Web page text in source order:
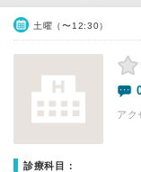
土曜（〜12:30）
ア
診療科目：